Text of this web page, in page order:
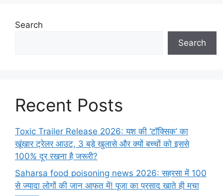
Search
Search
Recent Posts
Toxic Trailer Release 2026: यश की ‘टॉक्सिक’ का
खूंखार ट्रेलर आउट, 3 बड़े खुलासे और क्यों बच्चों को इससे
100% दूर रखना है जरूरी?
Saharsa food poisoning news 2026: सहरसा में 100
से ज्यादा लोगों की जान आफत में! पूजा का प्रसाद खाते ही मचा